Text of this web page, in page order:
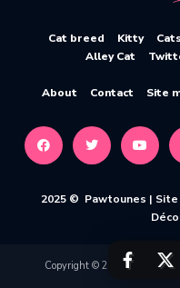
Cat breed Kitty Cats
Alley Cat
About Contact Site
2025 © Pawtounes |
Copyright © 2020-2026